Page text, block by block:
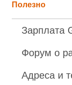
Полезно
Зарплата
Форум о
Адреса и